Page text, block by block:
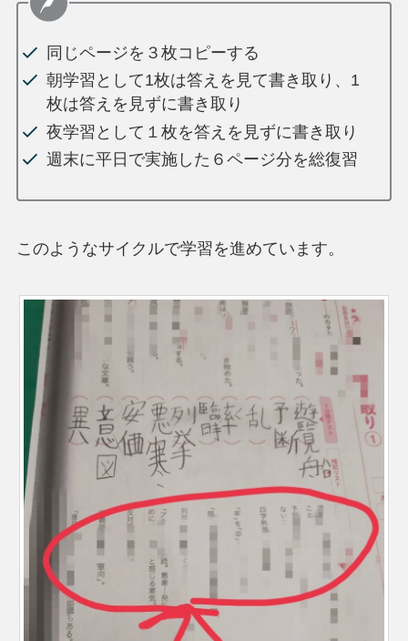
同じページを３枚コピーする
朝学習として1枚は答えを見て書き取り、1
枚は答えを見ずに書き取り
夜学習として１枚を答えを見ずに書き取り
週末に平日で実施した６ページ分を総復習
このようなサイクルで学習を進めています。